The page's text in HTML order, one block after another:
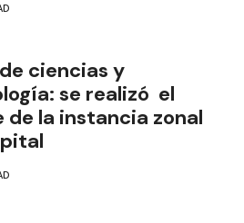
ciencias y
se realizó el
de la instancia zonal